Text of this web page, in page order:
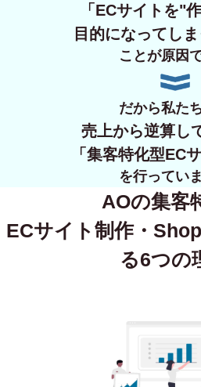
「ECサイトを"
目的になってしま
ことが原因で
だから私たち
売上から逆算し
「集客特化型EC
を行っていま
AOの集客
ECサイト制作・
る6つの